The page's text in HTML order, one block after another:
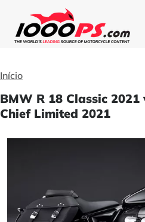
Início
BMW R 18 Classic
Chief Limited 2021